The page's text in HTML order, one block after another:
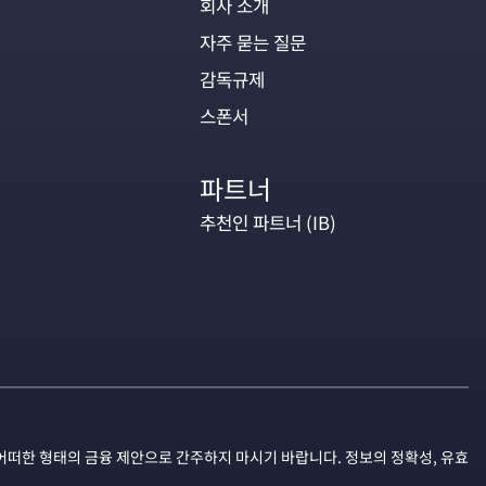
회사 소개
자주 묻는 질문
감독규제
스폰서
파트너
추천인 파트너 (IB)
한 형태의 금융 제안으로 간주하지 마시기 바랍니다. 정보의 정확성, 유효